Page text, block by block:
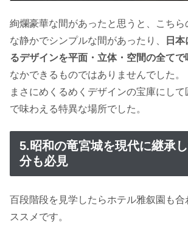
絢爛豪華な間があったと思うと、こちら
な静かでシンプルな間があったり、
日
るデザインを平面・立体・空間の全てで
なかできるものではありませんでした。
まさにめくるめくデザインの宝庫にして
で味わえる特異な場所でした。
5.昭和の竜宮城を現代に継承
分も必見
百段階段を見学したらホテル雅叙園も合
ススメです。